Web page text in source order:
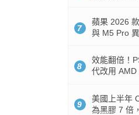
7
蘋果 2026
與 M5 Pro
8
效能翻倍！
代改用
9
美國上半年
為黑膠 7 倍